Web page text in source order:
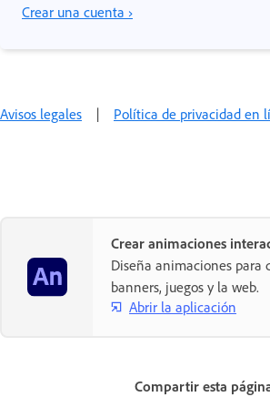
Crear una cuenta ›
Avisos legales | Política de privacidad en
Crear animaciones
Diseña animaciones para
banners, juegos y la web.
Abrir la aplicación
Compartir esta